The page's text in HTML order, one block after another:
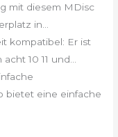
mit diesem MDisc
in...
kompatibel: Er ist
10 11 und...
bietet eine einfache